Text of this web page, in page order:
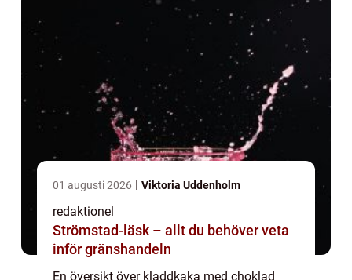
01 augusti 2026 Viktoria Uddenholm
redaktionel
Strömstad-läsk – allt du behöver veta
inför gränshandeln
En översikt över kladdkaka med choklad